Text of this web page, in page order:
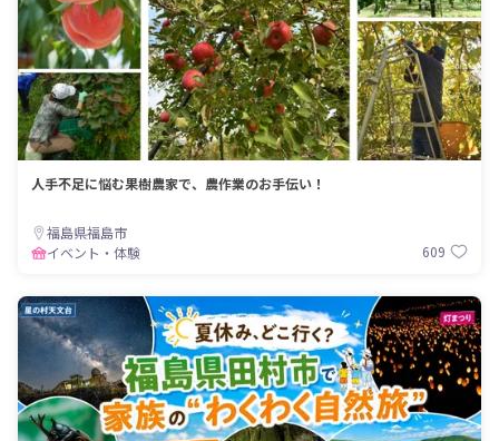
人手不足に悩む果樹農家で、農作業のお手伝い！
福島県福島市
イベント・体験
609